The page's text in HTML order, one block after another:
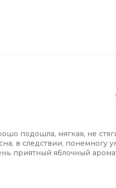
подошла, мягкая, не
в следствии, понемногу
приятный яблочный